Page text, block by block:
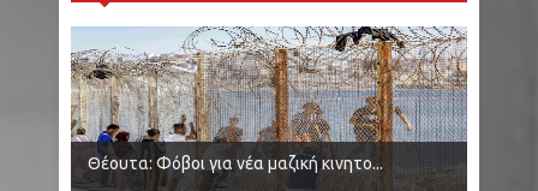
Θέουτα: Φόβοι για νέα μαζική κινητο...